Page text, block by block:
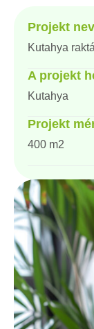
Projekt
Kutahya
A projekt
Kutahya
Projekt
400 m2